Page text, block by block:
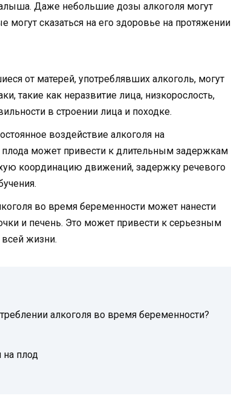
Даже небольшие дозы алкоголя могут
могут сказаться на его здоровье на протяжении
от матерей, употреблявших алкоголь, могут
такие как неразвитие лица, низкорослость,
в строении лица и походке.
воздействие алкоголя на
может привести к длительным задержкам
координацию движений, задержку речевого
во время беременности может нанести
и печень. Это может привести к серьезным
жизни.
алкоголя во время беременности?
на плод